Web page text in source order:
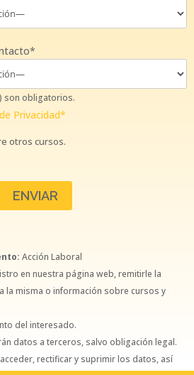
son obligatorios.
Privacidad*
otros cursos.
Acción Laboral
en nuestra página web, remitirle la
la misma o información sobre cursos y
del interesado.
datos a terceros, salvo obligación legal.
rectificar y suprimir los datos, así